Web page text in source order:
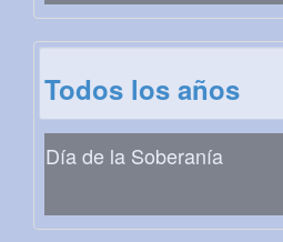
Todos los años
Día de la Soberanía